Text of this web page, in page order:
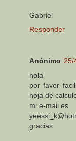
Gabriel
Responder
Anónimo 25/
hola
por favor
hoja de
mi e-mail es
gracias